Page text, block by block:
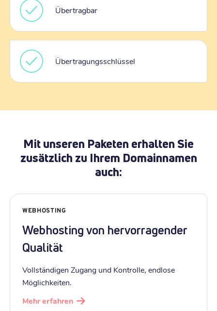
Übertragbar
Übertragungsschlüssel
Mit unseren Paketen erhalten Sie
zusätzlich zu Ihrem Domainnamen
auch:
WEBHOSTING
Webhosting von hervorragender
Qualität
Vollständigen Zugang und Kontrolle, endlose
Möglichkeiten.
Mehr erfahren